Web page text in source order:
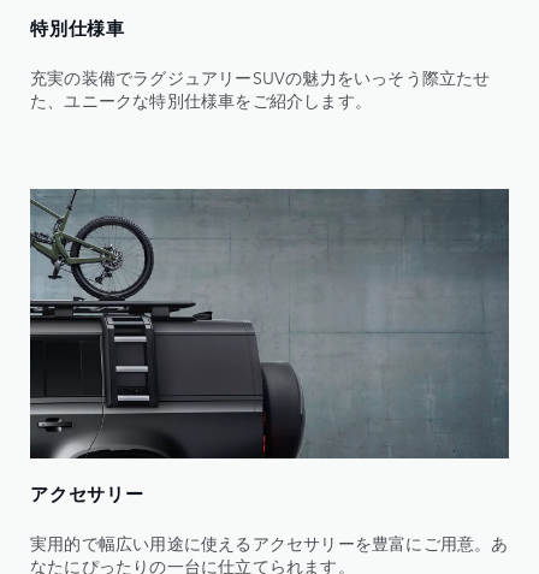
特別仕様車
充実の装備でラグジュアリーSUVの魅力をいっそう際立たせ
た、ユニークな特別仕様車をご紹介します。
アクセサリー
実用的で幅広い用途に使えるアクセサリーを豊富にご用意。あ
なたにぴったりの一台に仕立てられます。